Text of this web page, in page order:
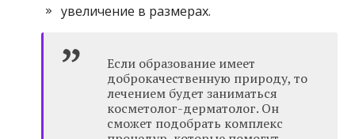
увеличение в размерах.
Если образование имеет
доброкачественную природу, то
лечением будет заниматься
косметолог-дерматолог. Он
сможет подобрать комплекс